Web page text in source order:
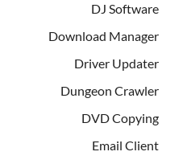
DJ Software
Download Manager
Driver Updater
Dungeon Crawler
DVD Copying
Email Client